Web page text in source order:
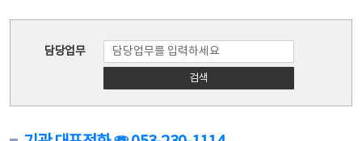
담당업무
검색